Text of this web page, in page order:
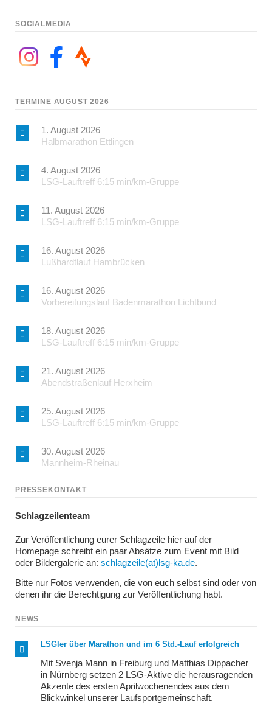
SOCIALMEDIA
TERMINE AUGUST 2026
1. August 2026
Halbmarathon Ettlingen
4. August 2026
LSG-Lauftreff 6:15 min/km-Gruppe
11. August 2026
LSG-Lauftreff 6:15 min/km-Gruppe
16. August 2026
Lußhardtlauf Hambrücken
16. August 2026
Vorbereitungslauf Badenmarathon Lichtbund
18. August 2026
LSG-Lauftreff 6:15 min/km-Gruppe
21. August 2026
Abendstraßenlauf Herxheim
25. August 2026
LSG-Lauftreff 6:15 min/km-Gruppe
30. August 2026
Mannheim-Rheinau
PRESSEKONTAKT
Schlagzeilenteam
Zur Veröffentlichung eurer Schlagzeile hier auf der
Homepage schreibt ein paar Absätze zum Event mit Bild
oder Bildergalerie an: schlagzeile(at)lsg-ka.de.
Bitte nur Fotos verwenden, die von euch selbst sind oder von
denen ihr die Berechtigung zur Veröffentlichung habt.
NEWS
LSGler über Marathon und im 6 Std.-Lauf erfolgreich
Mit Svenja Mann in Freiburg und Matthias Dippacher
in Nürnberg setzen 2 LSG-Aktive die herausragenden
Akzente des ersten Aprilwochenendes aus dem
Blickwinkel unserer Laufsportgemeinschaft.